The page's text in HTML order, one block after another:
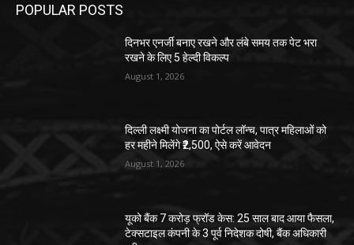
POPULAR POSTS
दिनभर एनर्जी बनाए रखने और लंबे समय तक पेट भरा
रखने के लिए 5 हेल्दी विकल्प
August 1, 2026
दिल्ली लक्ष्मी योजना का पोर्टल लॉन्च, पात्र महिलाओं को
हर महीने मिलेंगे ₹2,500, ऐसे करें आवेदन
August 1, 2026
यूको बैंक 7 करोड़ फ्रॉड केस: 25 साल बाद आया फैसला,
टेक्सटाइल कंपनी के 3 पूर्व निदेशक दोषी, बैंक अधिकारी